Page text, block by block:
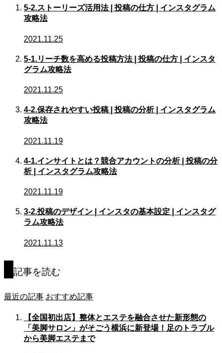
5-2.ストーリーズ活用法 | 投稿の仕方 | インスタグラム
攻略法
2021.11.25
5-1.リーチ数を高める投稿方法 | 投稿の仕方 | インスタ
グラム攻略法
2021.11.25
4-2.保存されやすい投稿 | 投稿の分析 | インスタグラム
攻略法
2021.11.19
4-1.インサイトとは？競合アカウントの分析 | 投稿の分
析 | インスタグラム攻略法
2021.11.19
3-2.投稿のデザイン | インスタの基本設定 | インスタグ
ラム攻略法
2021.11.13
記事を読む
最近の記事 おすすめ記事
【全国初出店】整体とエステを融合させた新形態の
「美脚サロン」がそごう横浜に新登場！足のトラブル
から美脚エステまで